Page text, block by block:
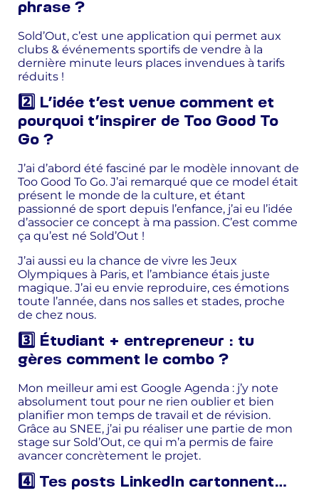
phrase ?
Sold’Out, c’est une application qui permet aux
clubs & événements sportifs de vendre à la
dernière minute leurs places invendues à tarifs
réduits !
2️⃣ L’idée t’est venue comment et
pourquoi t’inspirer de Too Good To
Go ?
J’ai d’abord été fasciné par le modèle innovant de
Too Good To Go. J’ai remarqué que ce model était
présent le monde de la culture, et étant
passionné de sport depuis l’enfance, j’ai eu l’idée
d’associer ce concept à ma passion. C’est comme
ça qu’est né Sold’Out !
J’ai aussi eu la chance de vivre les Jeux
Olympiques à Paris, et l’ambiance étais juste
magique. J’ai eu envie reproduire, ces émotions
toute l’année, dans nos salles et stades, proche
de chez nous.
3️⃣ Étudiant + entrepreneur : tu
gères comment le combo ?
Mon meilleur ami est Google Agenda : j’y note
absolument tout pour ne rien oublier et bien
planifier mon temps de travail et de révision.
Grâce au SNEE, j’ai pu réaliser une partie de mon
stage sur Sold’Out, ce qui m’a permis de faire
avancer concrètement le projet.
4️⃣ Tes posts LinkedIn cartonnent…